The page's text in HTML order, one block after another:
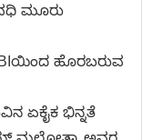
ಮೂರು
ಹೊರಬರುವ
ಏಕೈಕ ಭಿನ್ನತೆ